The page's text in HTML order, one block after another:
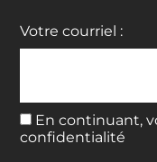
Votre courriel :
En continuant,
confidentialité